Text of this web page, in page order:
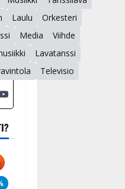
Laulu
Orkesteri
Media
Viihde
Lavatanssi
Televisio